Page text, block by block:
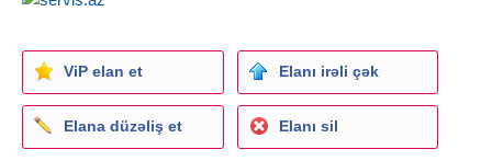
ViP elan et Elanı irəli çək
Elana düzəliş et Elanı sil